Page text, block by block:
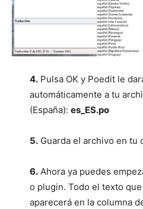
4. Pulsa OK y Poedit le
automáticamente a tu
(España): es_ES.po
5. Guarda el archivo en tu
6. Ahora ya puedes
o plugin. Todo el texto
aparecerá en la columna